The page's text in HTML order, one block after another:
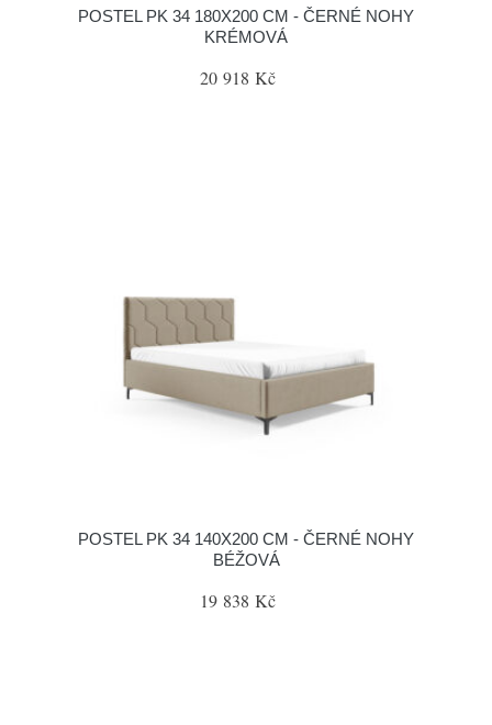
POSTEL PK 34 180X200 CM - ČERNÉ NOHY
KRÉMOVÁ
20 918 Kč
POSTEL PK 34 140X200 CM - ČERNÉ NOHY
BÉŽOVÁ
19 838 Kč